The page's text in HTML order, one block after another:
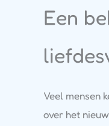
Een
Veel mensen
over het